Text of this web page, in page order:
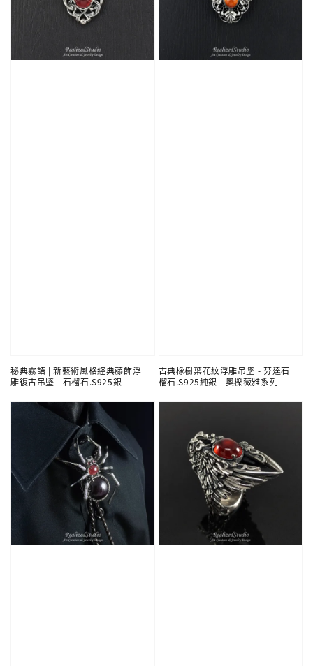
秘典霧語 | 新藝術風格經典藤飾浮
雕復古吊墜 - 石榴石.S925銀
古典橡樹葉花紋浮雕吊墜 - 芬達石
榴石.S925純銀 - 奧櫟薇雅系列